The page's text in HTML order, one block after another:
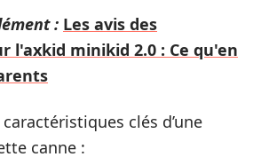
: Les avis des
l'axkid minikid 2.0 : Ce qu'en
clés d’une
canne :